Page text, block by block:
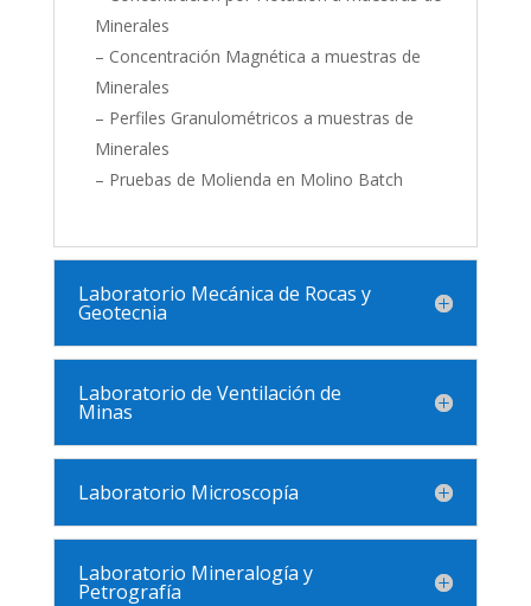
Minerales
– Concentración Magnética a muestras de
Minerales
– Perfiles Granulométricos a muestras de
Minerales
– Pruebas de Molienda en Molino Batch
Laboratorio Mecánica de Rocas y
Geotecnia
Laboratorio de Ventilación de
Minas
Laboratorio Microscopía
Laboratorio Mineralogía y
Petrografía